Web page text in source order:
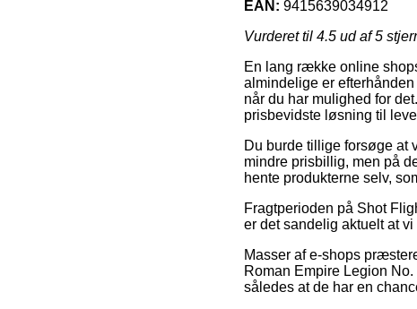
EAN: 9415639034912
Vurderet til 4.5 ud af 5
En lang række online
almindelige er
når du har mulighed for
prisbevidste løsning til
Du burde tillige forsøge at
mindre prisbillig, men på
hente produkterne selv,
Fragtperioden på Shot
er det sandelig aktuelt at
Masser af e-shops
Roman Empire Legion
således at de har en